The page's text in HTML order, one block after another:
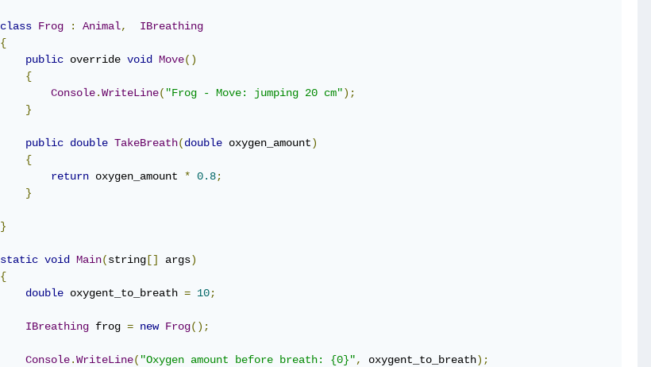
class Frog : Animal,
IBreathing
{
public override void Move()
{
Console.WriteLine( "Frog - Move: jumping 20 cm");
}
public double TakeBreath(double oxygen_amount)
{
return oxygen_amount * 0.8;
}
}
static void Main(string [] args)
{
double oxygent_to_breath = 10;
IBreathing frog = new Frog();
Console.WriteLine( "Oxygen amount before breath: {0}", oxygent_to_breath);